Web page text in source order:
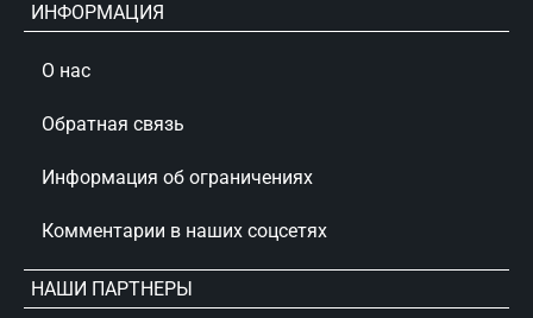
ИНФОРМАЦИЯ
О нас
Обратная связь
Информация об ограничениях
Комментарии в наших соцсетях
НАШИ ПАРТНЕРЫ